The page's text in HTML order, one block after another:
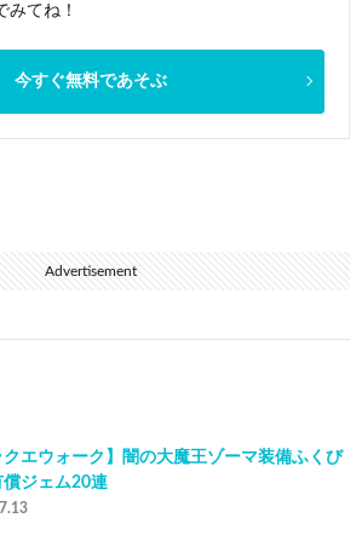
みてね！
今すぐ無料であそぶ
Advertisement
クエウォーク】闇の大魔王ゾーマ装備ふくび
ジェム20連